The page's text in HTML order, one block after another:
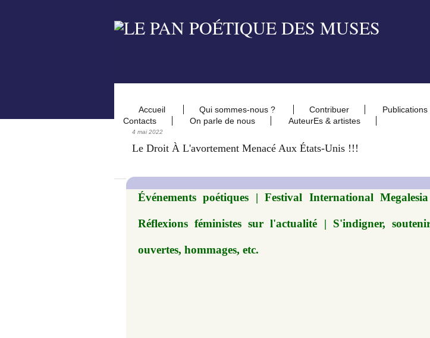
Accueil Qui sommes-nous ? Contribuer
Publications
Contacts
On parle de nous AuteurEs & artistes
4 mai 2022
Le Droit À L'avortement Menacé Aux États-Unis !!!
Événements poétiques | Festival International
Réflexions féministes sur l'actualité | S'indigner,
ouvertes, hommages, etc.